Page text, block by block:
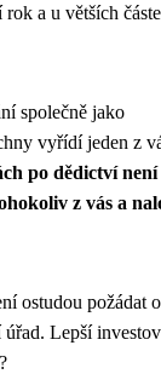
rok a u větších
společně jako
vyřídí jeden z
po dědictví
z vás a
ostudou požádat
Lepší